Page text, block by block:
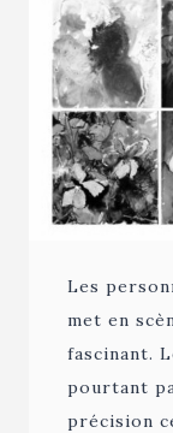
Les
met en
fascinant.
pourtant
précision